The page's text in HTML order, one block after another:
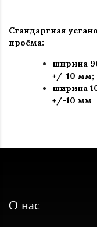
Стандартная
проёма:
ширина
+/-10 мм;
ширина
+/-10 мм
О нас